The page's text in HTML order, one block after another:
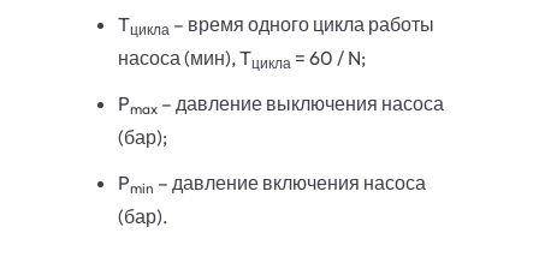
Tцикла – время одного цикла работы
насоса (мин), Tцикла = 60 / N;
Pmax – давление выключения насоса
(бар);
Pmin – давление включения насоса
(бар).